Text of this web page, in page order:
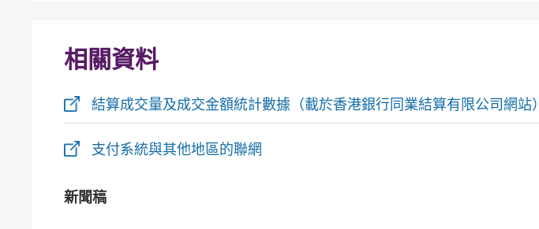
相關資料
結算成交量及成交金額統計數據（載於香港銀行同業結算有限公司網站）
支付系統與其他地區的聯網
新聞稿